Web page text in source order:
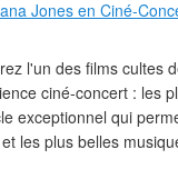
l'un des films cultes
ciné-concert : les
exceptionnel qui
les plus belles